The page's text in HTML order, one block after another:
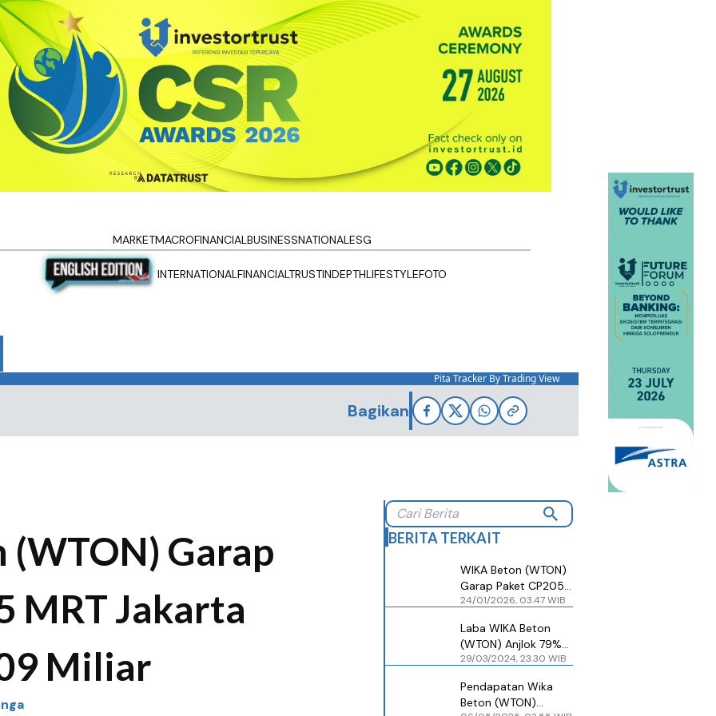
MARKETMACROFINANCIALBUSINESSNATIONALESG
INTERNATIONALFINANCIALTRUSTINDEPTHLIFESTYLEFOTO
Pita Tracker By Trading View
Bagikan
Garap
MRT Jakarta
Miliar
BERITA TERKAIT
WIKA Beton (WTON)
Garap Paket CP205
MRT Jakarta Senilai
24/01/2026, 03.47 WIB
Laba WIKA Beton
(WTON) Anjlok 79%
Jadi Rp 34,12 Miliar,
29/03/2024, 23.30 WIB
Pendapatan Wika
Beton (WTON)